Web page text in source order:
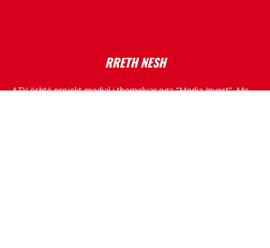
RRETH NESH
ATV është projekt medial i themeluar nga “Media Invest”. Me